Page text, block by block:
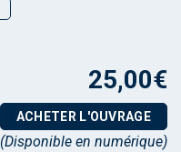
25,00€
ACHETER L'OUVRAGE
(Disponible en numérique)